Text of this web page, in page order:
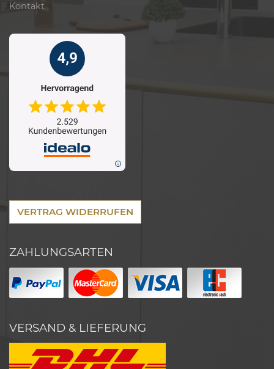
Kontakt
VERTRAG WIDERRUFEN
ZAHLUNGSARTEN
VERSAND & LIEFERUNG